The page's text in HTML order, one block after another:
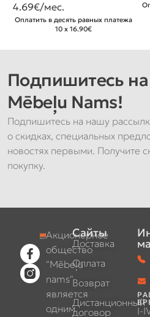
4.69€/мес.
Оплатить в десять равных платежа
10 x 16.90€
Подпишитесь на
Mēbeļu Nams!
Подпишитесь на нашу
о скидках, специальных
новостях первыми. Получите
покупку.
Акционерное
общество
"Mēbeļu
nams"
является
одним
Сайты
Доставка
Оплата
Возврат
Дистанционный
договор
I-